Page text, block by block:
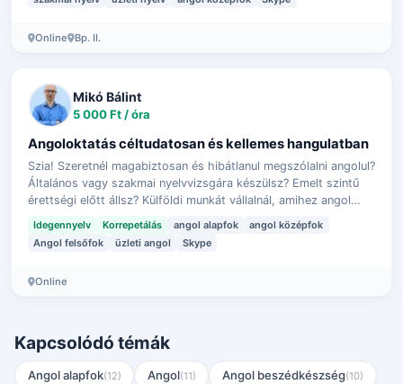
Online Bp. II.
Mikó Bálint
5 000 Ft / óra
Angoloktatás céltudatosan és kellemes hangulatban
Szia! Szeretnél magabiztosan és hibátlanul megszólalni angolul?
Általános vagy szakmai nyelvvizsgára készülsz? Emelt szintű
érettségi előtt állsz? Külföldi munkát vállalnál, amihez angol
Idegennyelv Korrepetálás angol alapfok
angol középfok
Angol felsőfok
üzleti angol Skype
Online
Kapcsolódó témák
Angol alapfok(12) Angol(11) Angol beszédkészség(10)